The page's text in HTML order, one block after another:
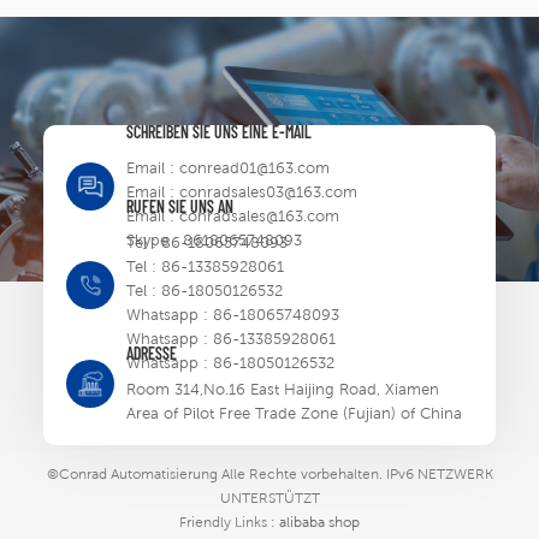
SCHREIBEN SIE UNS EINE E-MAIL
Email : conread01@163.com
Email : conradsales03@163.com
Email :conradsales@163.com
Skype :8618065748093
RUFEN SIE UNS AN
Tel :86-18065748093
Tel : 86-13385928061
Tel : 86-18050126532
Whatsapp : 86-18065748093
Whatsapp : 86-13385928061
Whatsapp : 86-18050126532
ADRESSE
Room 314,No.16 East Haijing Road, Xiamen
Area of Pilot Free Trade Zone (Fujian) of China
©Conrad Automatisierung Alle Rechte vorbehalten. IPv6 NETZWERK
UNTERSTÜTZT
Friendly Links : alibaba shop